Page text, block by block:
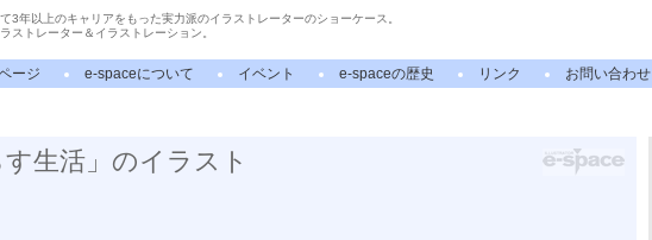
3年以上のキャリアをもった実力派のイラストレーターのショーケース。
ストレーター＆イラストレーション。
ージ e-spaceについて イベント e-spaceの歴史 リンク お問い合わせ
生活」のイラスト